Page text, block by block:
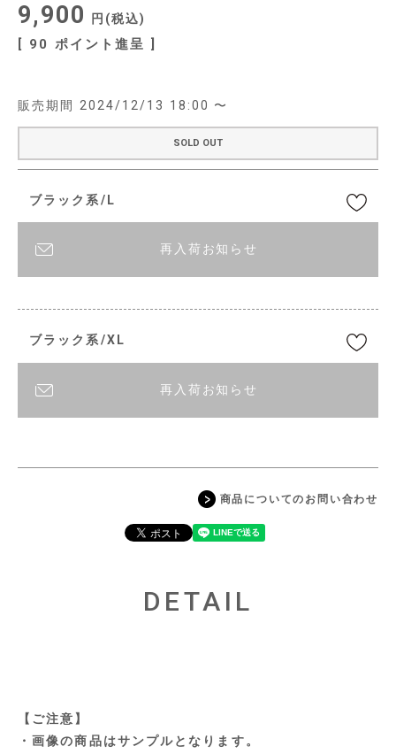
9,900 税込
[ 90 ポイント進呈 ]
販売期間 2024/12/13 18:00 〜
SOLD OUT
ブラック系/L
再入荷お知らせ
ブラック系/XL
再入荷お知らせ
商品についてのお問い合わせ
DETAIL
【ご注意】
・画像の商品はサンプルとなります。